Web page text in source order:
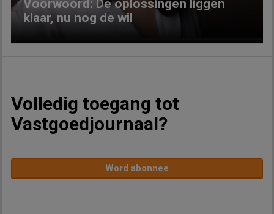
Voorwoord: De oplossingen liggen
klaar, nu nog de wil
Volledig toegang tot
Vastgoedjournaal?
Word abonnee